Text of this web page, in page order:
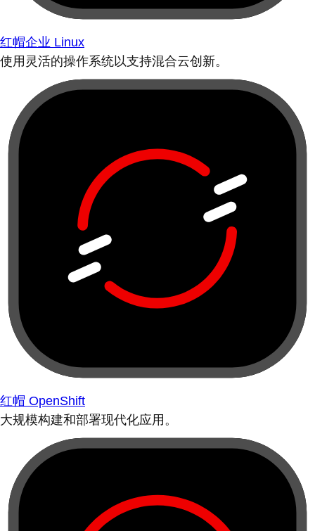
红帽企业 Linux
使用灵活的操作系统以支持混合云创新。
红帽 OpenShift
大规模构建和部署现代化应用。